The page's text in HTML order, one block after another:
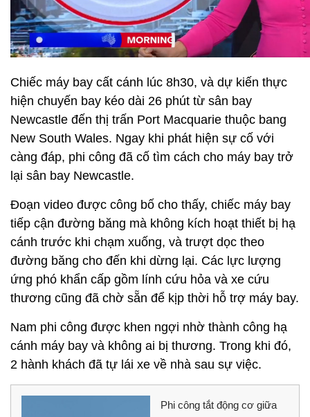
Chiếc máy bay cất cánh lúc 8h30, và dự kiến thực
hiện chuyến bay kéo dài 26 phút từ sân bay
Newcastle đến thị trấn Port Macquarie thuộc bang
New South Wales. Ngay khi phát hiện sự cố với
càng đáp, phi công đã cố tìm cách cho máy bay trở
lại sân bay Newcastle.
Đoạn video được công bố cho thấy, chiếc máy bay
tiếp cận đường băng mà không kích hoạt thiết bị hạ
cánh trước khi chạm xuống, và trượt dọc theo
đường băng cho đến khi dừng lại. Các lực lượng
ứng phó khẩn cấp gồm lính cứu hỏa và xe cứu
thương cũng đã chờ sẵn để kịp thời hỗ trợ máy bay.
Nam phi công được khen ngợi nhờ thành công hạ
cánh máy bay và không ai bị thương. Trong khi đó,
2 hành khách đã tự lái xe về nhà sau sự việc.
Phi công tắt động cơ giữa